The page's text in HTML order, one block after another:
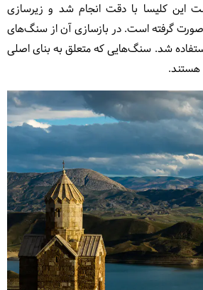
این کلیسا با دقت انجام شد و زیرسازی
صورت گرفته است. در بازسازی آن از سنگ‌های
شد. سنگ‌هایی که متعلق به بنای اصلی
هستند.